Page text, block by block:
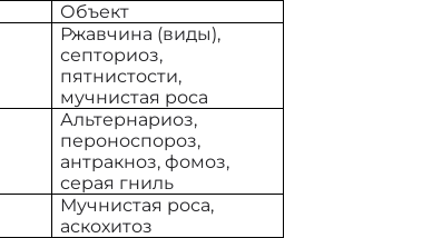
Объект
Ржавчина (виды),
септориоз,
пятнистости,
мучнистая роса
Альтернариоз,
пероноспороз,
антракноз, фомоз,
серая гниль
Мучнистая роса,
аскохитоз